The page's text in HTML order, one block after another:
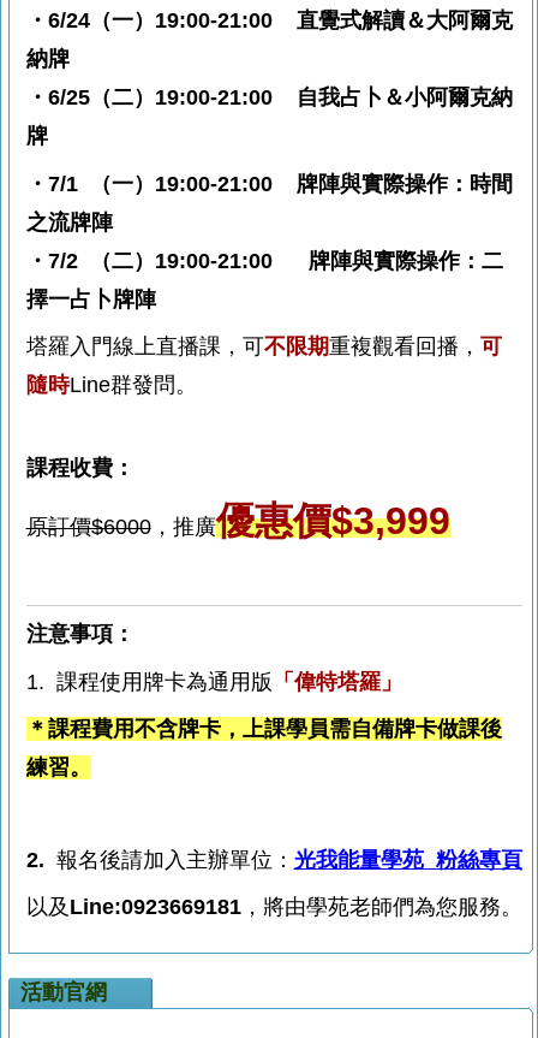
・ 6/24（一）19:00-21:00 直覺式解讀＆大阿爾克
納牌
・ 6/25（二）19:00-21:00
自我占卜＆小阿爾克納
牌
・ 7/1 （一）19:00-21:00 牌陣與實際操作：時間
之流牌陣
・ 7/2 （二）19:00-21:00 牌陣與實際操作： 二
擇一占卜牌陣
塔羅入門線上直播課， 可不限期重複觀看回播， 可
隨時Line群發問。
課程收費：
原訂價$6000，推廣優惠價$3,999
注意事項：
1. 課程使用牌卡為通用版 「偉特塔羅」
＊ 課程費用不含牌卡，上課學員需自備牌卡做課後
練習。
2. 報名後請加入主辦單位 ： 光我能量學苑 粉絲專頁
以及 Line:0923669181，將由學苑老師們為您服務。
活動官網